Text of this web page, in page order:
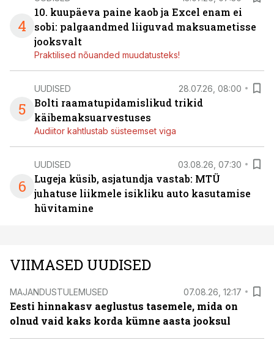
4
10. kuupäeva paine kaob ja Excel enam ei
sobi: palgaandmed liiguvad maksuametisse
jooksvalt
Praktilised nõuanded muudatusteks!
5
UUDISED 28.07.26, 08:00
Bolti raamatupidamislikud trikid
käibemaksuarvestuses
Audiitor kahtlustab süsteemset viga
6
UUDISED 03.08.26, 07:30
Lugeja küsib, asjatundja vastab: MTÜ
juhatuse liikmele isikliku auto kasutamise
hüvitamine
VIIMASED UUDISED
MAJANDUSTULEMUSED 07.08.26, 12:17
Eesti hinnakasv aeglustus tasemele, mida on
olnud vaid kaks korda kümne aasta jooksul